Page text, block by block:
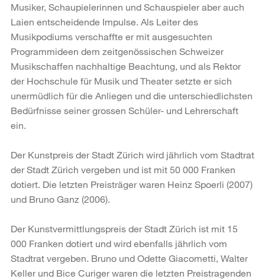
Musiker, Schaupielerinnen und Schauspieler aber auch
Laien entscheidende Impulse. Als Leiter des
Musikpodiums verschaffte er mit ausgesuchten
Programmideen dem zeitgenössischen Schweizer
Musikschaffen nachhaltige Beachtung, und als Rektor
der Hochschule für Musik und Theater setzte er sich
unermüdlich für die Anliegen und die unterschiedlichsten
Bedürfnisse seiner grossen Schüler- und Lehrerschaft
ein.
Der Kunstpreis der Stadt Zürich wird jährlich vom Stadtrat
der Stadt Zürich vergeben und ist mit 50 000 Franken
dotiert. Die letzten Preisträger waren Heinz Spoerli (2007)
und Bruno Ganz (2006).
Der Kunstvermittlungspreis der Stadt Zürich ist mit 15
000 Franken dotiert und wird ebenfalls jährlich vom
Stadtrat vergeben. Bruno und Odette Giacometti, Walter
Keller und Bice Curiger waren die letzten Preistragenden